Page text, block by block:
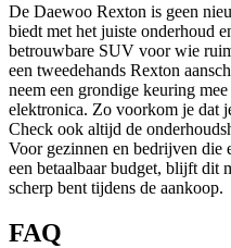
De Daewoo Rexton is geen
biedt met het juiste onderhoud
betrouwbare SUV voor wie
een tweedehands Rexton
neem een grondige keuring
elektronica. Zo voorkom je dat
Check ook altijd de
Voor gezinnen en bedrijven die
een betaalbaar budget, blijft dit
scherp bent tijdens de aankoop.
FAQ